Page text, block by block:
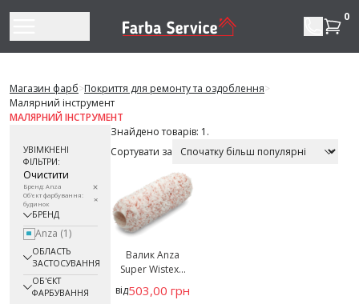
0
Магазин фарб>Покриття для ремонту та оздоблення>
Малярний інструмент
МАЛЯРНИЙ ІНСТРУМЕНТ
УВІМКНЕНІ
ФІЛЬТРИ:
Очистити
Бренд: Anza
Об'єкт фарбування:
будинок
БРЕНД
Anza (1)
ОБЛАСТЬ
ЗАСТОСУВАННЯ
ОБ'ЄКТ
ФАРБУВАННЯ
Знайдено товарів: 1.
Сортувати за
Валик Anza
Super Wistex...
від503,00 грн